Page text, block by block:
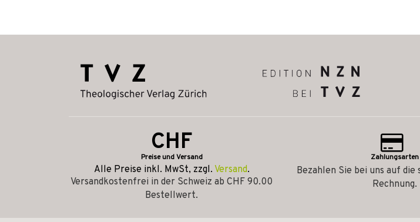
CHF
Preise und Versand
Alle Preise inkl. MwSt, zzgl. Versand.
Versandkostenfrei in der Schweiz ab CHF 90.00
Bestellwert.
Zahlungsarten
Bezahlen Sie bei uns auf
Rechnung.